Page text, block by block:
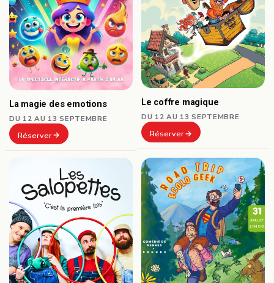
La magie des emotions
DU 12 AU 13 SEPTEMBRE
Réserver
Le coffre magique
DU 12 AU 13 SEPTEMBRE
Réserver